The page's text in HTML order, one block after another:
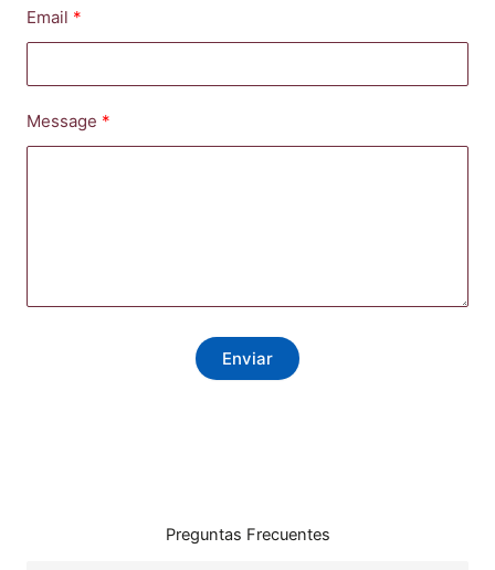
Email
Message
Enviar
Preguntas Frecuentes